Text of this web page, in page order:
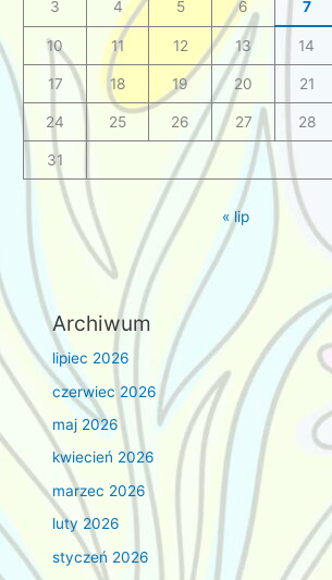
3 4 5 6 7
10 11 12 13 14
17 18 19 20 21
24 25 26 27 28
31
« lip
Archiwum
lipiec 2026
czerwiec 2026
maj 2026
kwiecień 2026
marzec 2026
luty 2026
styczeń 2026